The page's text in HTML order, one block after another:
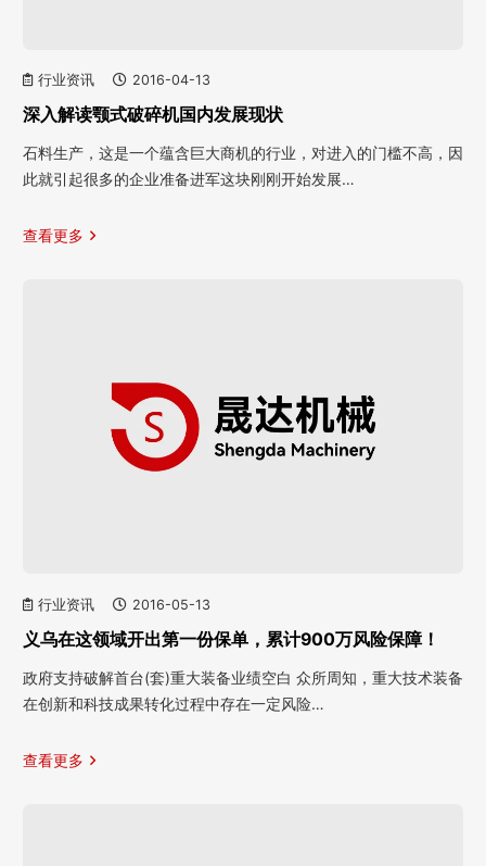
行业资讯 2016-04-13
深入解读颚式破碎机国内发展现状
石料生产，这是一个蕴含巨大商机的行业，对进入的门槛不高，因
此就引起很多的企业准备进军这块刚刚开始发展…
查看更多
行业资讯 2016-05-13
义乌在这领域开出第一份保单，累计900万风险保障！
政府支持破解首台(套)重大装备业绩空白 众所周知，重大技术装备
在创新和科技成果转化过程中存在一定风险…
查看更多